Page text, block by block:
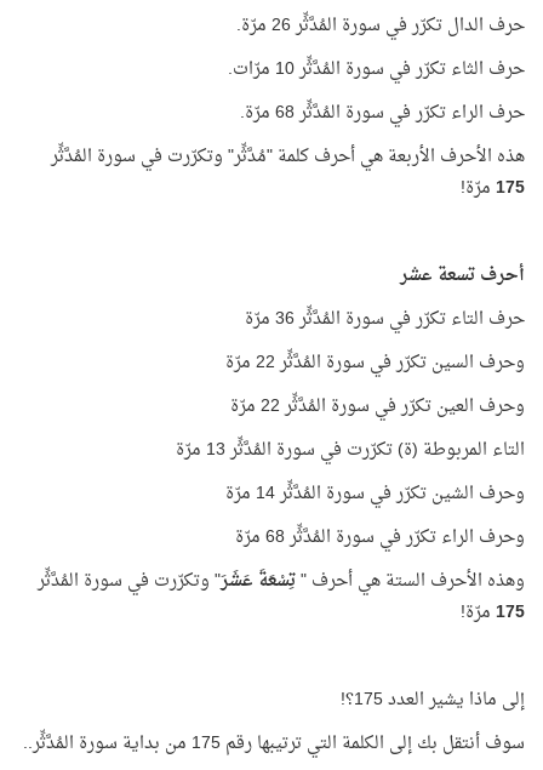
حرف الدال تكرّر في سورة المُدَّثِّر 26 مرّة.
حرف الثاء تكرّر في سورة المُدَّثِّر 10 مرّات.
حرف الراء تكرّر في سورة المُدَّثِّر 68 مرّة.
هذه الأحرف الأربعة هي أحرف كلمة "مُدَّثِّر" وتكرّرت في سورة المُدَّثِّر
175مرّة!
أحرف تسعة عشر
حرف التاء تكرّر في سورة المُدَّثِّر 36 مرّة
وحرف السين تكرّر في سورة المُدَّثِّر 22 مرّة
وحرف العين تكرّر في سورة المُدَّثِّر 22 مرّة
التاء المربوطة (ة) تكرّرت في سورة المُدَّثِّر 13 مرّة
وحرف الشين تكرّر في سورة المُدَّثِّر 14 مرّة
وحرف الراء تكرّر في سورة المُدَّثِّر 68 مرّة
وهذه الأحرف الستة هي أحرف "تِسْعَةَ عَشَرَ" وتكرّرت في سورة المُدَّثِّر
175مرّة!
إلى ماذا يشير العدد 175؟!
سوف أنتقل بك إلى الكلمة التي ترتيبها رقم 175 من بداية سورة المُدَّثِّر..